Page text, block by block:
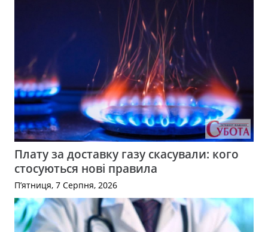
Плату за доставку газу скасували: кого
стосуються нові правила
П’ятниця, 7 Серпня, 2026